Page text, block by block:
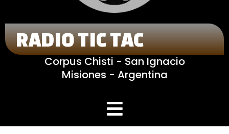
RADIO TIC TAC
Corpus Chisti - San Ignacio
Misiones - Argentina
Menú